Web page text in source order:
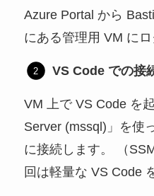
Azure Portal から
にある管理用 VM にロ
VS Code での接
VM 上で VS Code を
Server (mssql)」を使
に接続します。 （
回は軽量な VS Code